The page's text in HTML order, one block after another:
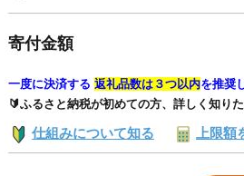
寄付金額
一度に決済する 返礼品数は３つ以内を推奨
🔰ふるさと納税が初めての方、詳しく知り
仕組みについて知る 上限額